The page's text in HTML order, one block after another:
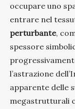
occupare uno
entrare nel
perturbante,
spessore
l’astrazione
apparente delle
megastrutturali